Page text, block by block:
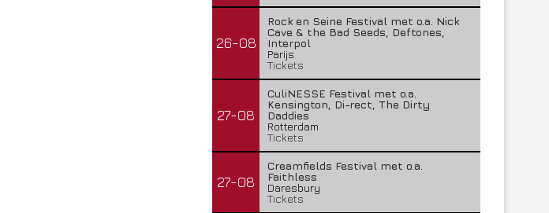
26-08
Rock en Seine Festival met o.a. Nick
Cave & the Bad Seeds, Deftones,
Interpol
Parijs
Tickets
27-08
CuliNESSE Festival met o.a.
Kensington, Di-rect, The Dirty
Daddies
Rotterdam
Tickets
27-08
Creamfields Festival met o.a.
Faithless
Daresbury
Tickets